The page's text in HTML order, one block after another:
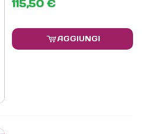
115,50 €
AGGIUNGI